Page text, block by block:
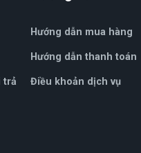
trả
Hướng dẫn mua hàng
Hướng dẫn thanh toán
Điều khoản dịch vụ